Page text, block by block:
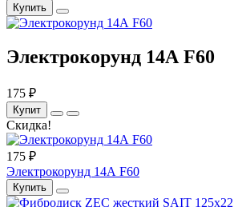
Купить
Электрокорунд 14А F60
175 ₽
Купит
Скидка!
175 ₽
Электрокорунд 14А F60
Купить